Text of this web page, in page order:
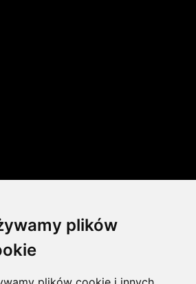
plików
do odstapienia od umowy
i formy płatności